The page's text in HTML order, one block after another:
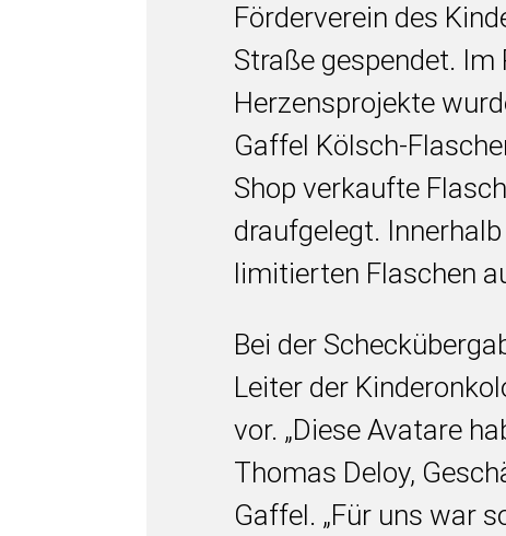
Förderverein des
Straße gespendet.
Herzensprojekte
Gaffel Kölsch-
Shop verkaufte
draufgelegt.
limitierten Flaschen
Bei der
Leiter der
vor. „Diese Avatare
Thomas Deloy,
Gaffel. „Für uns war